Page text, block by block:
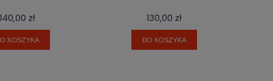
140,00 zł
KOSZYKA
130,00 zł
DO KOSZYKA